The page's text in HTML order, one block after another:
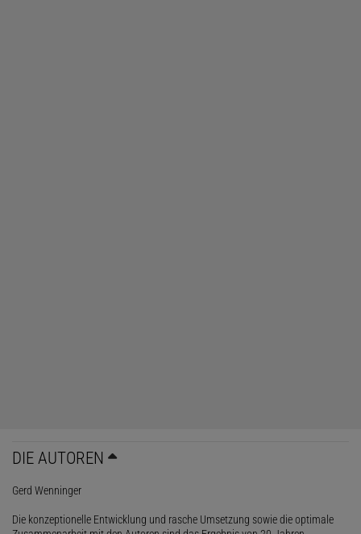
DIE AUTOREN
Gerd Wenninger
Die konzeptionelle Entwicklung und rasche Umsetzung sowie die optimale